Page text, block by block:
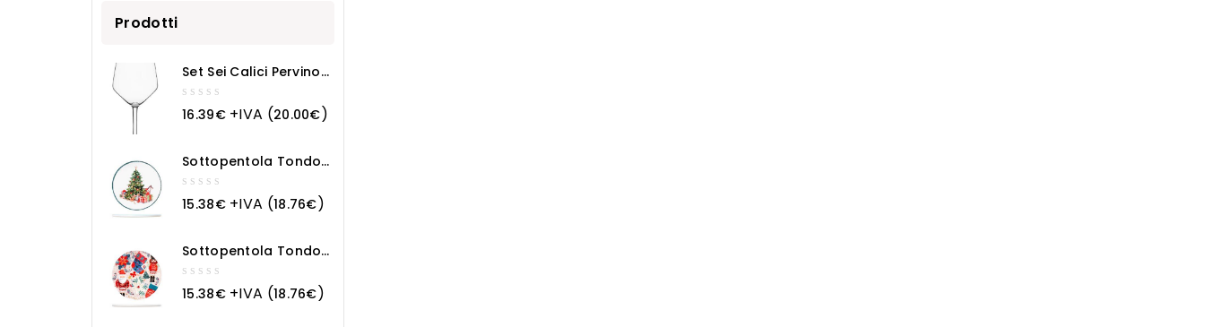
Prodotti
Set Sei Calici Pervino
Cl 53
out
16.39€+IVA (20.00€)
Sottopentola Tondo
In Ceramica Natale
out
15.38€+IVA (18.76€)
Sottopentola Tondo
In Ceramica Magia
Natalizia
out
15.38€+IVA (18.76€)